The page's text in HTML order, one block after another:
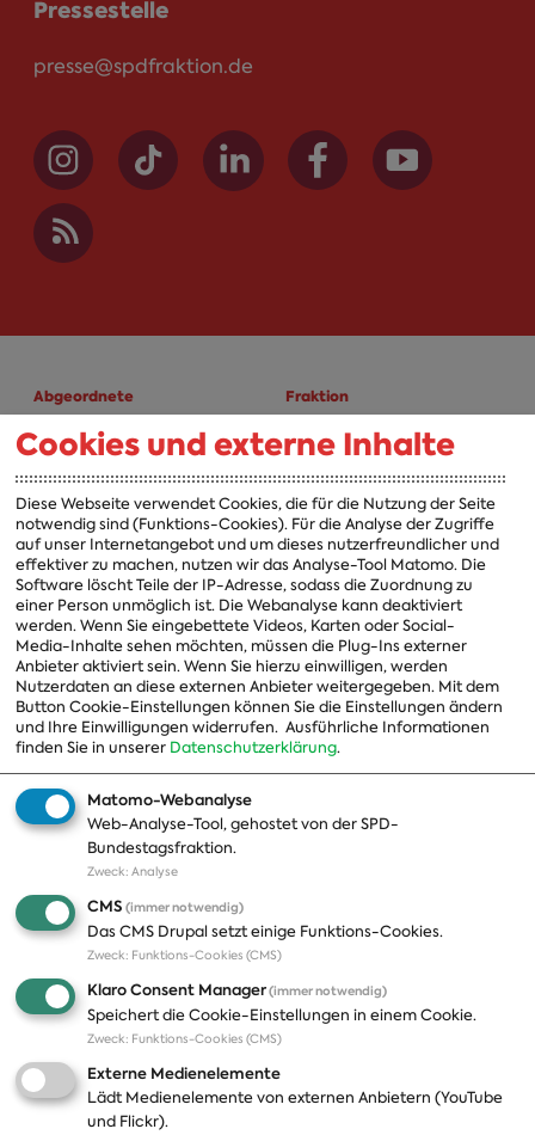
Pressestelle
presse@spdfraktion.de
Abgeordnete
A-Z
Fraktion
Fraktion
Vorsitzender
Vorstand
Arbeitsgruppen
Ausschussvorsitzende
Beauftragte
Landesgruppen
Organisation
Themen
Positionen
Publikationen
Presse
Fotos
Pressekontakt
Termine
Jobs und Ausbildung
Häufige Fragen
Cookies und externe Inhalte
Diese Webseite verwendet Cookies, die für die Nutzung der Seite
notwendig sind (Funktions-Cookies). Für die Analyse der Zugriffe
auf unser Internetangebot und um dieses nutzerfreundlicher und
effektiver zu machen, nutzen wir das Analyse-Tool Matomo. Die
Software löscht Teile der IP-Adresse, sodass die Zuordnung zu
einer Person unmöglich ist. Die Webanalyse kann deaktiviert
werden. Wenn Sie eingebettete Videos, Karten oder Social-
Media-Inhalte sehen möchten, müssen die Plug-Ins externer
Anbieter aktiviert sein. Wenn Sie hierzu einwilligen, werden
Nutzerdaten an diese externen Anbieter weitergegeben. Mit dem
Button Cookie-Einstellungen können Sie die Einstellungen ändern
und Ihre Einwilligungen widerrufen. Ausführliche Informationen
finden Sie in unserer Datenschutzerklärung.
Matomo-Webanalyse
Web-Analyse-Tool, gehostet von der SPD-
Bundestagsfraktion.
Zweck: Analyse
CMS (immer notwendig)
Das CMS Drupal setzt einige Funktions-Cookies.
Zweck: Funktions-Cookies (CMS)
Klaro Consent Manager(immer notwendig)
Speichert die Cookie-Einstellungen in einem Cookie.
Zweck: Funktions-Cookies (CMS)
Externe Medienelemente
Lädt Medienelemente von externen Anbietern (YouTube
und Flickr).